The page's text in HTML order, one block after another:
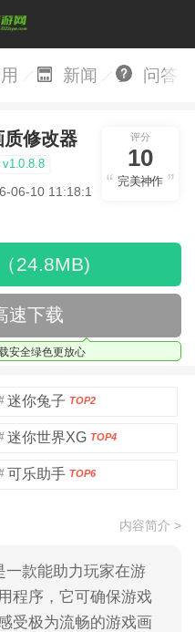
新闻 问答
修改器
v1.0.8.8
06-10 11:18:17
评分
10
完美神作
24.8MB)
速下载
安全绿色更放心
迷你兔子 TOP2
迷你世界XG TOP4
可乐助手 TOP6
内容简介 >
一款能助力玩家在游
程序，它可确保游戏
受极为流畅的游戏画